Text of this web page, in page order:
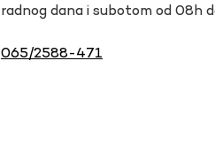
radnog dana i subotom od 08h
065/2588-471